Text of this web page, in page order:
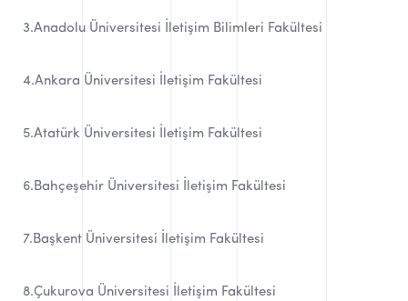
3.Anadolu Üniversitesi İletişim Bilimleri Fakültesi
4.Ankara Üniversitesi İletişim Fakültesi
5.Atatürk Üniversitesi İletişim Fakültesi
6.Bahçeşehir Üniversitesi İletişim Fakültesi
7.Başkent Üniversitesi İletişim Fakültesi
8.Çukurova Üniversitesi İletişim Fakültesi